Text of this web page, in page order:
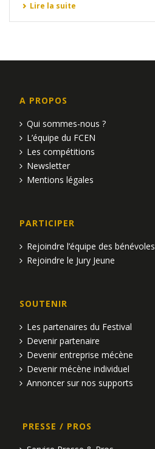
Lire la suite
A PROPOS
Qui sommes-nous ?
L’équipe du FCEN
Les compétitions
Newsletter
Mentions légales
PARTICIPER
Rejoindre l’équipe des bénévoles
Rejoindre le Jury Jeune
SOUTENIR
Les partenaires du Festival
Devenir partenaire
Devenir entreprise mécène
Devenir mécène individuel
Annoncer sur nos supports
PRESSE / PROS